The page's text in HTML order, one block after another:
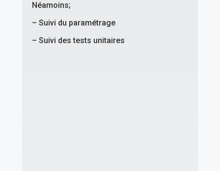
Néamoins;
– Suivi du paramétrage
– Suivi des tests unitaires